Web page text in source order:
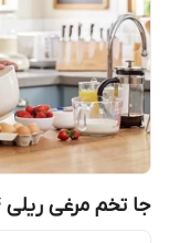
جا تخم مرغی ریلی 4 طبقه